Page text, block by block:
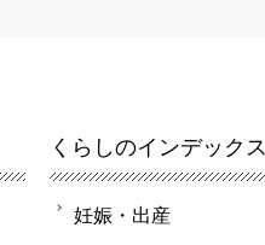
くらしのインデックス
妊娠・出産